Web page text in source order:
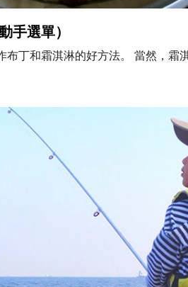
手選單）
布丁和霜淇淋的好方法。 當然，霜